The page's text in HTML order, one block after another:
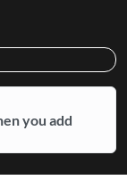
you add